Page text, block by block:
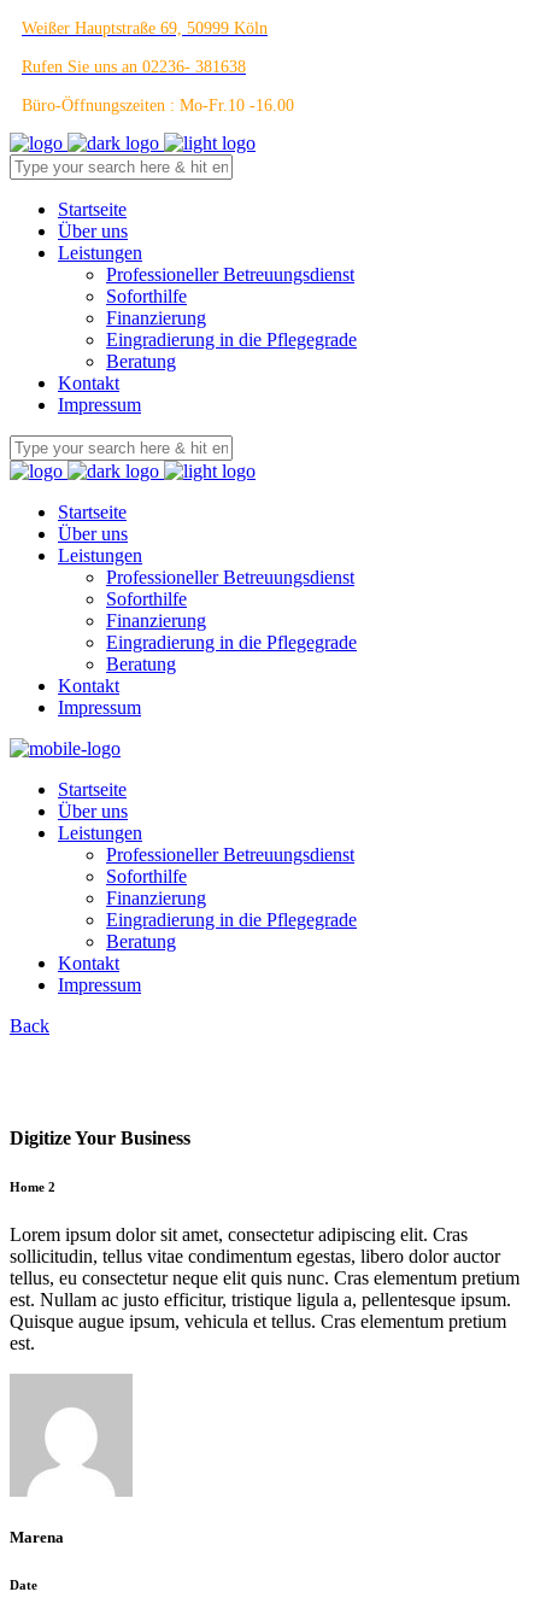
Weißer Hauptstraße 69, 50999 Köln
Rufen Sie uns an 02236- 381638
Büro-Öffnungszeiten : Mo-Fr.10 -16.00
Startseite
Über uns
Leistungen
Professioneller Betreuungsdienst
Soforthilfe
Finanzierung
Eingradierung in die Pflegegrade
Beratung
Kontakt
Impressum
Startseite
Über uns
Leistungen
Professioneller Betreuungsdienst
Soforthilfe
Finanzierung
Eingradierung in die Pflegegrade
Beratung
Kontakt
Impressum
Startseite
Über uns
Leistungen
Professioneller Betreuungsdienst
Soforthilfe
Finanzierung
Eingradierung in die Pflegegrade
Beratung
Kontakt
Impressum
Back
Digitize Your Business
Home 2
Lorem ipsum dolor sit amet, consectetur adipiscing elit. Cras
sollicitudin, tellus vitae condimentum egestas, libero dolor auctor
tellus, eu consectetur neque elit quis nunc. Cras elementum pretium
est. Nullam ac justo efficitur, tristique ligula a, pellentesque ipsum.
Quisque augue ipsum, vehicula et tellus. Cras elementum pretium
est.
Marena
Date